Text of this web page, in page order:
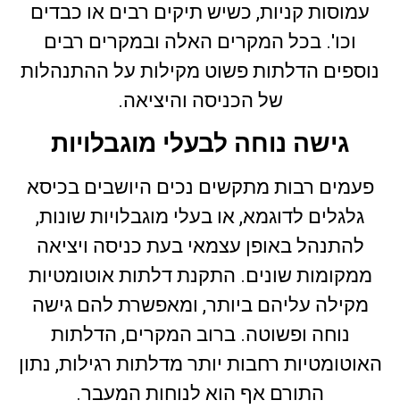
עמוסות קניות, כשיש תיקים רבים או כבדים
וכו'. בכל המקרים האלה ובמקרים רבים
נוספים הדלתות פשוט מקילות על ההתנהלות
של הכניסה והיציאה.
גישה נוחה לבעלי מוגבלויות
פעמים רבות מתקשים נכים היושבים בכיסא
גלגלים לדוגמא, או בעלי מוגבלויות שונות,
להתנהל באופן עצמאי בעת כניסה ויציאה
ממקומות שונים. התקנת דלתות אוטומטיות
מקילה עליהם ביותר, ומאפשרת להם גישה
נוחה ופשוטה. ברוב המקרים, הדלתות
האוטומטיות רחבות יותר מדלתות רגילות, נתון
התורם אף הוא לנוחות המעבר.